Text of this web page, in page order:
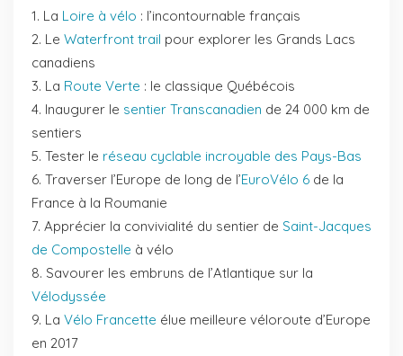
La Loire à vélo : l’incontournable français
Le Waterfront trail pour explorer les Grands Lacs
canadiens
La Route Verte : le classique Québécois
Inaugurer le sentier Transcanadien de 24 000 km de
sentiers
Tester le réseau cyclable incroyable des Pays-Bas
Traverser l’Europe de long de l’EuroVélo 6 de la
France à la Roumanie
Apprécier la convivialité du sentier de Saint-Jacques
de Compostelle à vélo
Savourer les embruns de l’Atlantique sur la
Vélodyssée
La Vélo Francette élue meilleure véloroute d’Europe
en 2017